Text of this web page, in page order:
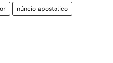
núncio apostólico